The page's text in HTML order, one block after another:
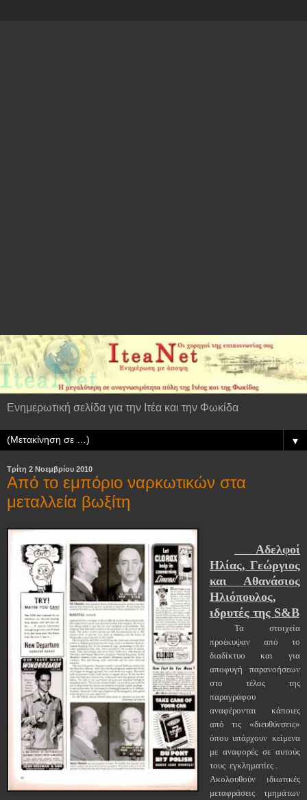
Ενημερωτική σελίδα για την Ιτέα και την Φωκίδα
▼
Τρίτη 2 Νοεμβρίου 2010
Από το εμπόριο ναρκωτικών στα
μεταλλεία βωξίτη
Αδελφοί
Ηλίας, Γεώργιος
και Αθανάσιος
Ηλιόπουλος,
ιδρυτές της S&Β
Τα στοιχεία
προέκυψαν από το
διαδίκτυο και για
αποφυγή παρανοήσεων
στο τέλος της
παραγράφου
αναφέρονται κάποιες
από τις «διευθύνσεις»
όπου υπάρχουν κείμενα
με αναφορές σε αυτούς
τους εγκληματίες .
Ακολουθούν ιδιωτικές
μεταφράσεις τμημάτων